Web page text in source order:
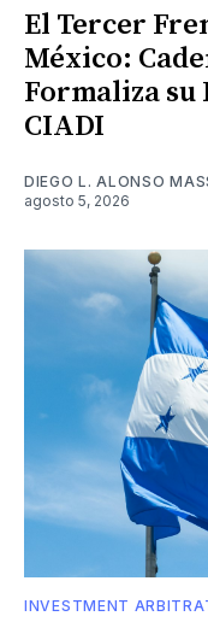
El Tercer
México:
Formaliza su
CIADI
DIEGO L. ALONSO
agosto 5, 2026
INVESTMENT